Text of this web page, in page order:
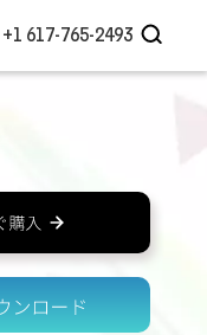
+1 617-765-2493